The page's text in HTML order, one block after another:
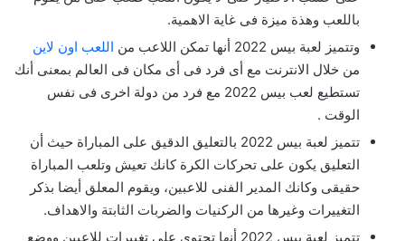
باللعب وهذة ميزة فى غاية الاهمية.
وتتميز لعبة بيس 2022 أنها تمكن اللاعب من
اللعب اون لاين
من خلال الانترنت مع أى فرد فى أى مكان فى العالم بمعنى أنك
تستطيع لعب بيس 2022 مع فرد من دولة اخرى فى نفس
الوقت .
تتميز لعبة بيس 2022 بالتعليق الدقيق على المباراة حيث أن
التعليق يكون على تحركات الكرة كانك تعيش وتلعب المباراة
حقيقى وكانك المدير الفنى للاعبين، ويقوم المعلق أيضا بذكر
التغييرات وغيرها من الركنيات والضربات الثابتة والاهداف.
تتميز لعبة بيس 2022 أنها تحتوى على تغييرات للاعبين ووضع